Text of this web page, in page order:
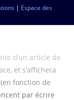
| Espace des
d’un article de
et s’affichera
fonction de
par écrire